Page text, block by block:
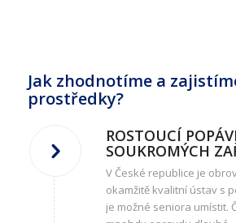
Jak zhodnotíme a
prostředky?
ROSTOUCÍ
SOUKROMÝCH
V České republice je
okamžitě kvalitní ústav s
je možné seniora umístit.